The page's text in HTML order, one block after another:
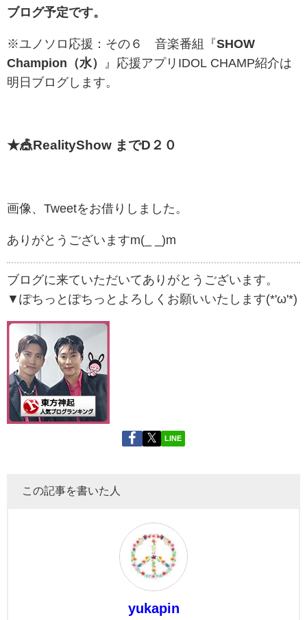
ブログ予定です。
※ユノソロ応援：その６ 音楽番組『SHOW
Champion（水）
』応援アプリ IDOL CHAMP紹介は
明日ブログします。
★🎪RealityShow までD２０
画像、Tweetをお借りしました。
ありがとうございますm(_ _)m
ブログに来ていただいてありがとうございます。
▼ぽちっとぽちっとよろしくお願いいたします(*'ω'*)
LINE
この記事を書いた人
yukapin